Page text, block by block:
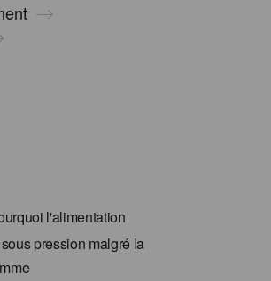
l'alimentation
pression malgré la